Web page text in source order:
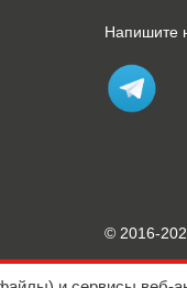
Напишите
© 2016-